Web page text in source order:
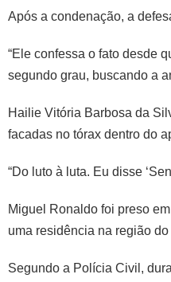
Após a condenação, a
“Ele confessa o fato desde
segundo grau, buscando a
Hailie Vitória Barbosa da
facadas no tórax dentro do
“Do luto à luta. Eu disse
Miguel Ronaldo foi preso
uma residência na região
Segundo a Polícia Civil,